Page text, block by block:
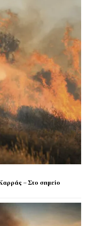
– Στο σημείο